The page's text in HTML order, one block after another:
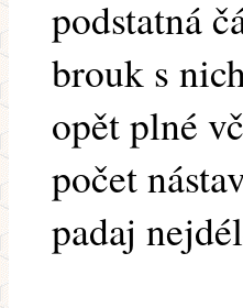
podstatná
brouk s
opět plné
počet
padaj